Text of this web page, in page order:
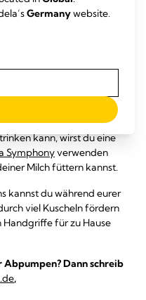
individuelle Entwicklung
Hause, wenn es seine
technische Hilfe atmen
bekommen,
dürfen als Kinder die
Solange dein Heldenkind
kann, wirst du eine
Symphonyverwenden
Milch füttern kannst.
kannst du während eurer
viel Kuscheln fördern
Handgriffe für zu Hause
Dann schreib
,
Germanywebsite.